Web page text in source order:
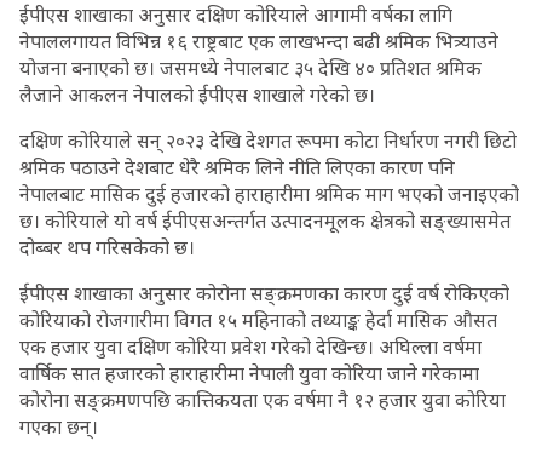
ईपीएस शाखाका अनुसार दक्षिण कोरियाले आगामी वर्षका लागि
नेपाललगायत विभिन्न १६ राष्ट्रबाट एक लाखभन्दा बढी श्रमिक भित्र्याउने
योजना बनाएको छ। जसमध्ये नेपालबाट ३५ देखि ४० प्रतिशत श्रमिक
लैजाने आकलन नेपालको ईपीएस शाखाले गरेको छ।
दक्षिण कोरियाले सन् २०२३ देखि देशगत रूपमा कोटा निर्धारण नगरी छिटो
श्रमिक पठाउने देशबाट धेरै श्रमिक लिने नीति लिएका कारण पनि
नेपालबाट मासिक दुई हजारको हाराहारीमा श्रमिक माग भएको जनाइएको
छ। कोरियाले यो वर्ष ईपीएसअन्तर्गत उत्पादनमूलक क्षेत्रको सङ्ख्यासमेत
दोब्बर थप गरिसकेको छ।
ईपीएस शाखाका अनुसार कोरोना सङ्क्रमणका कारण दुई वर्ष रोकिएको
कोरियाको रोजगारीमा विगत १५ महिनाको तथ्याङ्क हेर्दा मासिक औसत
एक हजार युवा दक्षिण कोरिया प्रवेश गरेको देखिन्छ। अघिल्ला वर्षमा
वार्षिक सात हजारको हाराहारीमा नेपाली युवा कोरिया जाने गरेकामा
कोरोना सङ्क्रमणपछि कात्तिकयता एक वर्षमा नै १२ हजार युवा कोरिया
गएका छन्।